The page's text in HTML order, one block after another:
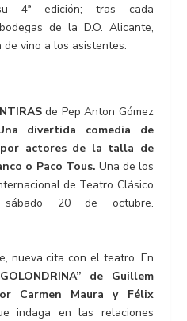
su 4ª edición; tras cada
de la D.O. Alicante,
vino a los asistentes.
de Pep Anton Gómez
divertida comedia de
actores de la talla de
o Paco Tous. Una de los
de Teatro Clásico
20 de octubre.
nueva cita con el teatro. En
de Guillem
Carmen Maura y Félix
indaga en las relaciones